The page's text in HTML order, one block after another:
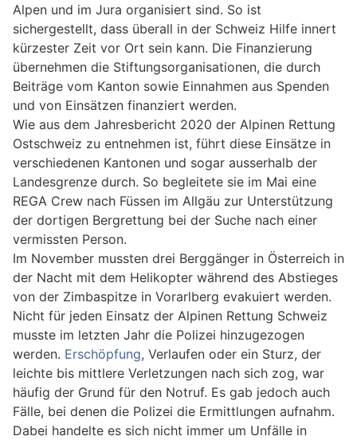
Alpen und im Jura organisiert sind. So ist
sichergestellt, dass überall in der Schweiz Hilfe innert
kürzester Zeit vor Ort sein kann. Die Finanzierung
übernehmen die Stiftungsorganisationen, die durch
Beiträge vom Kanton sowie Einnahmen aus Spenden
und von Einsätzen finanziert werden.
Wie aus dem Jahresbericht 2020 der Alpinen Rettung
Ostschweiz zu entnehmen ist, führt diese Einsätze in
verschiedenen Kantonen und sogar ausserhalb der
Landesgrenze durch. So begleitete sie im Mai eine
REGA Crew nach Füssen im Allgäu zur Unterstützung
der dortigen Bergrettung bei der Suche nach einer
vermissten Person.
Im November mussten drei Berggänger in Österreich in
der Nacht mit dem Helikopter während des Abstieges
von der Zimbaspitze in Vorarlberg evakuiert werden.
Nicht für jeden Einsatz der Alpinen Rettung Schweiz
musste im letzten Jahr die Polizei hinzugezogen
werden. Erschöpfung, Verlaufen oder ein Sturz, der
leichte bis mittlere Verletzungen nach sich zog, war
häufig der Grund für den Notruf. Es gab jedoch auch
Fälle, bei denen die Polizei die Ermittlungen aufnahm.
Dabei handelte es sich nicht immer um Unfälle in